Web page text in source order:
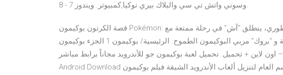
وسوني واتش تي سي والبلاك بيري نوكيا,كمبيوتر. ويندوز 7 - 8.
قصة الكرتون بوكيمون Pokémon: في سعيه لأن يصبح مدرب بوكيمون أسطوري، ينطلق “آش” في رحلة ممتعة مع
أصدقائه الجدد: “ميستي” الوقحة و “بروك” مربي البوكيمون الطموح. الرئيسية/ بوكيمون 1 الجزء بوكيمون‎ الجزء الاول –
الحلقة الاخيرة 82 – اون لاين + تحميل. تحميل لعبة بوكيمون جو للأندرويد مجاناً برابط مباشر Pokemon Go apk for
Android Download تحميل مجاني. إضغط هنا للذهاب للقسم العام لتنزيل ألعاب الأندرويد الشيقة فيلم بوكيمون